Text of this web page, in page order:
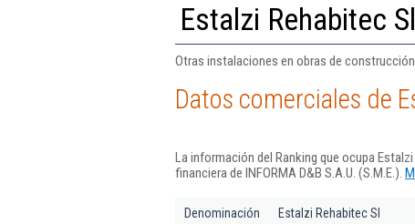
Estalzi Rehabitec Sl
Otras instalaciones en obras de
Datos comerciales de
La información del Ranking que ocupa
financiera de INFORMA D&B S.A.U. (S.M.E.).
Denominación Estalzi Rehabitec Sl